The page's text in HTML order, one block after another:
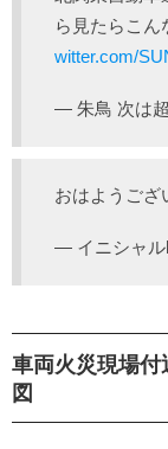
ら見たらこん
witter.com/
— 朱鳥 次は
おはようござ
— イニシャル
車両火災現場
図